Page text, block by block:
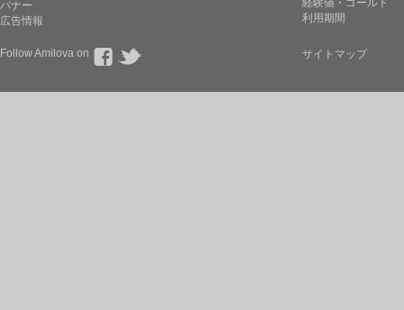
バナー
広告情報
経験値・ゴールド
利用期間
Follow Amilova on サイトマップ